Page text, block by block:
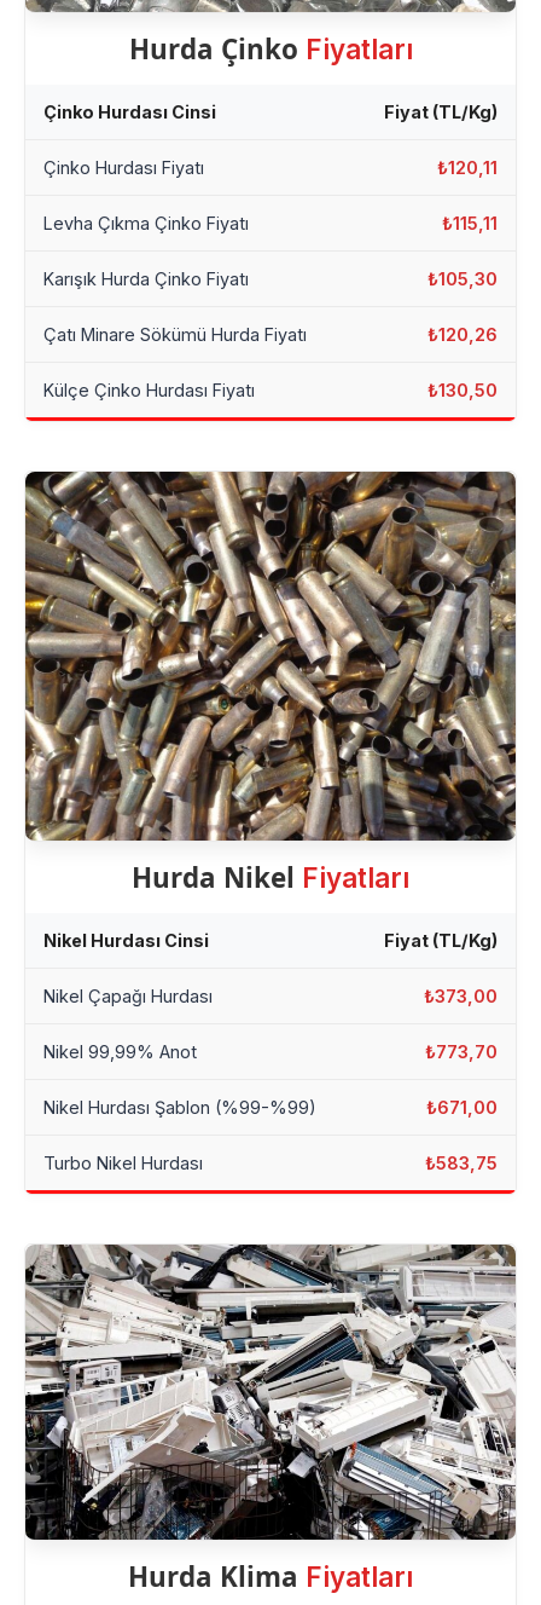
Hurda Çinko Fiyatları
Çinko Hurdası Cinsi Fiyat (TL/Kg)
Çinko Hurdası Fiyatı ₺120,11
Levha Çıkma Çinko Fiyatı ₺115,11
Karışık Hurda Çinko Fiyatı ₺105,30
Çatı Minare Sökümü Hurda Fiyatı ₺120,26
Külçe Çinko Hurdası Fiyatı ₺130,50
Hurda Nikel Fiyatları
Nikel Hurdası Cinsi Fiyat (TL/Kg)
Nikel Çapağı Hurdası ₺373,00
Nikel 99,99% Anot ₺773,70
Nikel Hurdası Şablon (%99-%99) ₺671,00
Turbo Nikel Hurdası ₺583,75
Hurda Klima Fiyatları